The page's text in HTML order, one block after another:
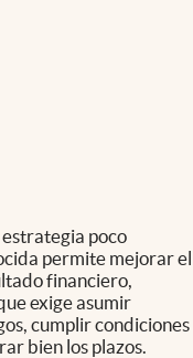
estrategia poco
permite mejorar el
financiero,
exige asumir
cumplir condiciones
bien los plazos.